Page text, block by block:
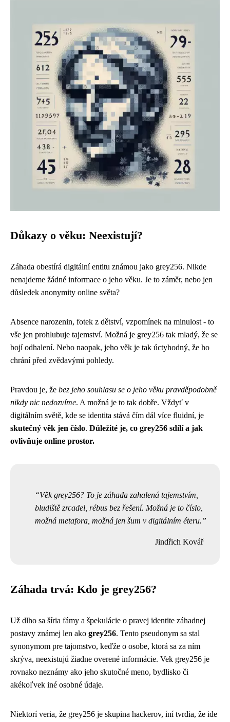
Důkazy o věku: Neexistují?
Záhada obestírá digitální entitu známou jako grey256. Nikde
nenajdeme žádné informace o jeho věku. Je to záměr, nebo jen
důsledek anonymity online světa?
Absence narozenin, fotek z dětství, vzpomínek na minulost - to
vše jen prohlubuje tajemství. Možná je grey256 tak mladý, že se
bojí odhalení. Nebo naopak, jeho věk je tak úctyhodný, že ho
chrání před zvědavými pohledy.
Pravdou je, že bez jeho souhlasu se o jeho věku pravděpodobně
nikdy nic nedozvíme. A možná je to tak dobře. Vždyť v
digitálním světě, kde se identita stává čím dál více fluidní, je
skutečný věk jen číslo. Důležité je, co grey256 sdílí a jak
ovlivňuje online prostor.
Věk grey256? To je záhada zahalená tajemstvím,
bludiště zrcadel, rébus bez řešení. Možná je to číslo,
možná metafora, možná jen šum v digitálním éteru.
Jindřich Kovář
Záhada trvá: Kdo je grey256?
Už dlho sa šíria fámy a špekulácie o pravej identite záhadnej
postavy známej len ako grey256. Tento pseudonym sa stal
synonymom pre tajomstvo, keďže o osobe, ktorá sa za ním
skrýva, neexistujú žiadne overené informácie. Vek grey256 je
rovnako neznámy ako jeho skutočné meno, bydlisko či
akékoľvek iné osobné údaje.
Niektorí veria, že grey256 je skupina hackerov, iní tvrdia, že ide